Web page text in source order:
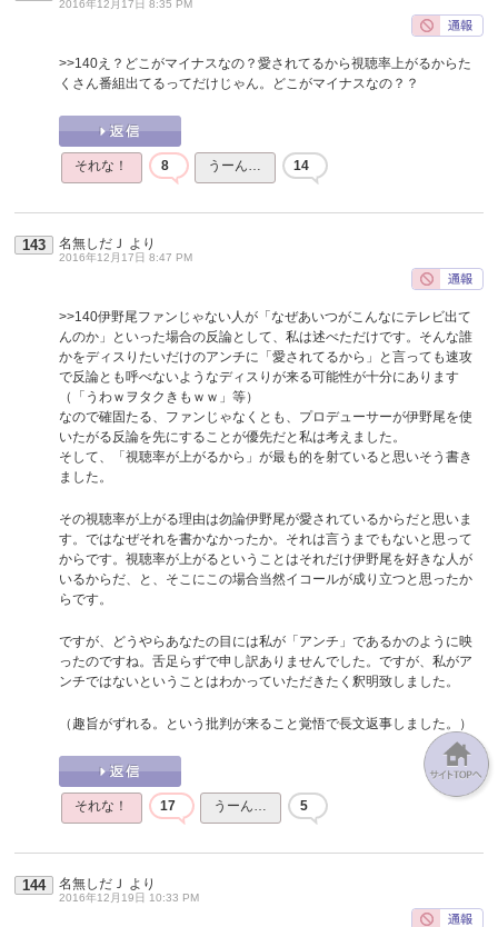
2016年12月17日 8:35 PM
>>140え？どこがマイナスなの？愛されてるから視聴率上がるからた
くさん番組出てるってだけじゃん。どこがマイナスなの？？
それな！ 8 うーん… 14
143 名無しだＪ より
2016年12月17日 8:47 PM
>>140伊野尾ファンじゃない人が「なぜあいつがこんなにテレビ出て
んのか」といった場合の反論として、私は述べただけです。そんな誰
かをディスりたいだけのアンチに「愛されてるから」と言っても速攻
で反論とも呼べないようなディスりが来る可能性が十分にあります
（「うわｗヲタクきもｗｗ」等）
なので確固たる、ファンじゃなくとも、プロデューサーが伊野尾を使
いたがる反論を先にすることが優先だと私は考えました。
そして、「視聴率が上がるから」が最も的を射ていると思いそう書き
ました。
その視聴率が上がる理由は勿論伊野尾が愛されているからだと思いま
す。ではなぜそれを書かなかったか。それは言うまでもないと思って
からです。視聴率が上がるということはそれだけ伊野尾を好きな人が
いるからだ、と、そこにこの場合当然イコールが成り立つと思ったか
らです。
ですが、どうやらあなたの目には私が「アンチ」であるかのように映
ったのですね。舌足らずで申し訳ありませんでした。ですが、私がア
ンチではないということはわかっていただきたく釈明致しました。
（趣旨がずれる。という批判が来ること覚悟で長文返事しました。）
それな！ 17 うーん… 5
144 名無しだＪ より
2016年12月19日 10:33 PM